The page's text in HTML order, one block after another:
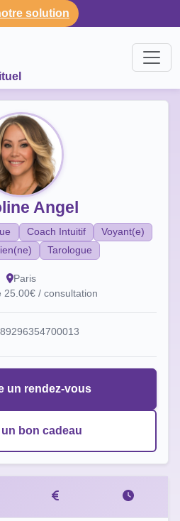
solution
Angel
Coach Intuitif
Voyant(e)
Tarologue
Paris
25.00€ / consultation
un rendez-vous
bon cadeau